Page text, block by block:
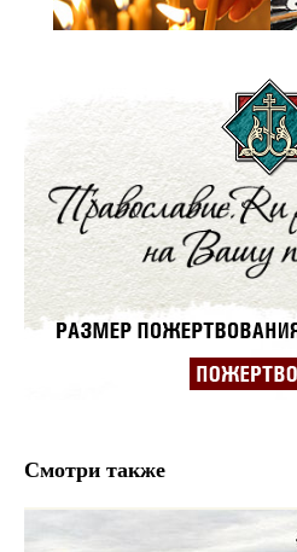
Смотри также